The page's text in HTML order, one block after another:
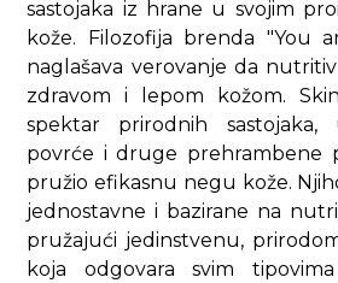
sastojaka iz hrane u svojim
kože. Filozofija brenda "You
naglašava verovanje da
zdravom i lepom kožom.
spektar prirodnih sastojaka,
povrće i druge prehrambene
pružio efikasnu negu kože.
jednostavne i bazirane na
pružajući jedinstvenu,
koja odgovara svim